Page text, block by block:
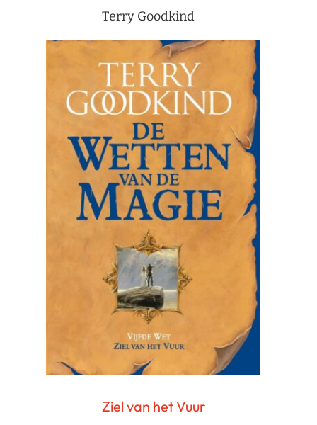
Terry Goodkind
Ziel van het Vuur